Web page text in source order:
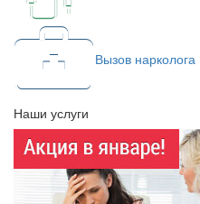
Вызов нарколога
Наши услуги